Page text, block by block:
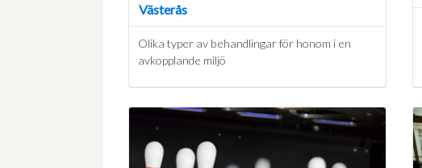
Västerås
Olika typer av behandlingar för honom i en
avkopplande miljö